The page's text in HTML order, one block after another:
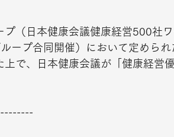
（日本健康会議健康経営500社
ープ合同開催）において定められ
で、日本健康会議が「健康経営